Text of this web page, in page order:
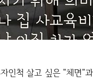
인척 살고 싶은 "체면"